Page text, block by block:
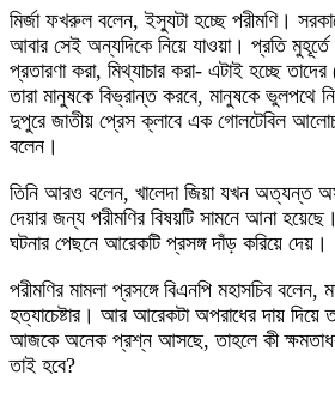
মির্জা ফখরুল বলেন, ইস্যুটা হচ্ছে পরীমণি।
আবার সেই অন্যদিকে নিয়ে যাওয়া। প্রতি
প্রতারণা করা, মিথ্যাচার করা- এটাই হচ্ছে
তারা মানুষকে বিভ্রান্ত করবে, মানুষকে ভুলপথে
দুপুরে জাতীয় প্রেস ক্লাবে এক গোলটেবিল
বলেন।
তিনি আরও বলেন, খালেদা জিয়া যখন অত্যন্ত
দেয়ার জন্য পরীমণির বিষয়টি সামনে আনা
ঘটনার পেছনে আরেকটি প্রসঙ্গ দাঁড় করিয়ে দেয়।
পরীমণির মামলা প্রসঙ্গে বিএনপি মহাসচিব বলেন,
হত্যাচেষ্টার। আর আরেকটা অপরাধের দায় দিয়ে
আজকে অনেক প্রশ্ন আসছে, তাহলে কী
তাই হবে?